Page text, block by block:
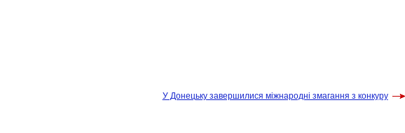
У Донецьку завершилися міжнародні змагання з конкуру